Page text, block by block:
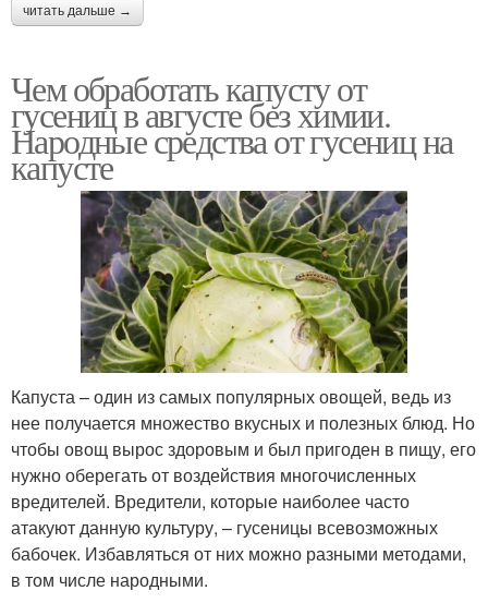
читать дальше →
Чем обработать капусту от
гусениц в августе без химии.
Народные средства от гусениц на
капусте
Капуста – один из самых популярных овощей, ведь из
нее получается множество вкусных и полезных блюд. Но
чтобы овощ вырос здоровым и был пригоден в пищу, его
нужно оберегать от воздействия многочисленных
вредителей. Вредители, которые наиболее часто
атакуют данную культуру, – гусеницы всевозможных
бабочек. Избавляться от них можно разными методами,
в том числе народными.